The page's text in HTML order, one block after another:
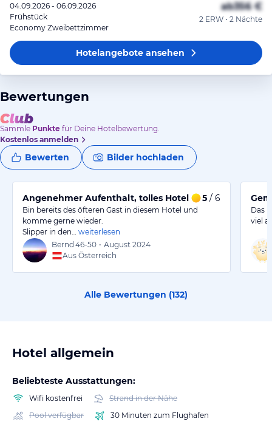
04.09.2026 - 06.09.2026
Frühstück
Economy Zweibettzimmer
ab356 €
2 ERW • 2 Nächte
Hotelangeboteansehen
Bewertungen
Sammle Punkte für Deine Hotelbewertung.
Kostenlos anmelden
Bewerten Bilder hochladen
Angenehmer Aufenthalt, tolles Hotel mit kleinen
5 / 6
Bin bereits des öfteren Gast in diesem Hotel und
komme gerne wieder.
Slipper in den…
weiterlesen
Bernd 46-50 • August 2024
Aus Österreich
Das
viel
Alle Bewertungen (132)
Hotel allgemein
Beliebteste Ausstattungen:
Wifi kostenfrei
Strand in der Nähe
Pool verfügbar
30 Minuten zum Flughafen